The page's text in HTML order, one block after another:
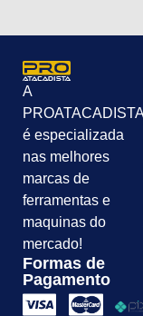
A
PROATACADISTA
é especializada
nas melhores
marcas de
ferramentas e
maquinas do
mercado!
Formas de
Pagamento